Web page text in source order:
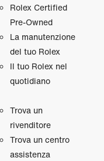
Rolex Certified
Pre‑Owned
La manutenzione
del tuo Rolex
Il tuo Rolex nel
quotidiano
Trova un
rivenditore
Trova un centro
assistenza